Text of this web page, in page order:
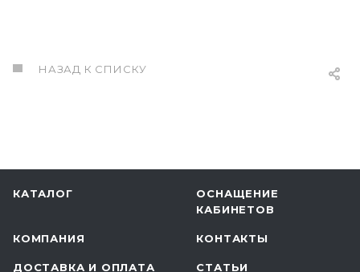
НАЗАД К СПИСКУ
КАТАЛОГ
ОСНАЩЕНИЕ
КАБИНЕТОВ
КОМПАНИЯ КОНТАКТЫ
ДОСТАВКА И ОПЛАТА СТАТЬИ